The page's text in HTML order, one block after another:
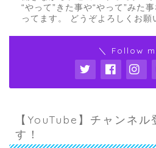
“やって”きた事や“やって”みた
ってます。 どうぞよろしくお願
＼ Follow
【YouTube】チャンネル
す！